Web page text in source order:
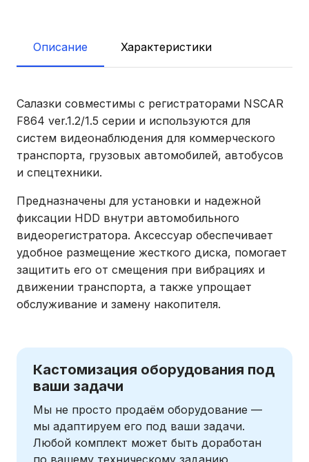
Описание Характеристики
Салазки совместимы с регистраторами NSCAR
F864 ver.1.2/1.5 серии и используются для
систем видеонаблюдения для коммерческого
транспорта, грузовых автомобилей, автобусов
и спецтехники.
Предназначены для установки и надежной
фиксации HDD внутри автомобильного
видеорегистратора. Аксессуар обеспечивает
удобное размещение жесткого диска, помогает
защитить его от смещения при вибрациях и
движении транспорта, а также упрощает
обслуживание и замену накопителя.
Кастомизация оборудования под
ваши задачи
Мы не просто продаём оборудование —
мы адаптируем его под ваши задачи.
Любой комплект может быть доработан
по вашему техническому заданию